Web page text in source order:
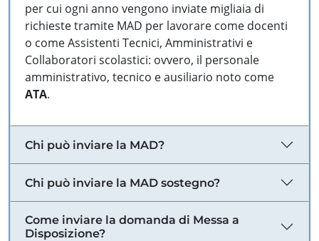
per cui ogni anno vengono inviate migliaia di
richieste tramite MAD per lavorare come docenti
o come Assistenti Tecnici, Amministrativi e
Collaboratori scolastici: ovvero, il personale
amministrativo, tecnico e ausiliario noto come
ATA.
Chi può inviare la MAD?
Chi può inviare la MAD sostegno?
Come inviare la domanda di Messa a
Disposizione?